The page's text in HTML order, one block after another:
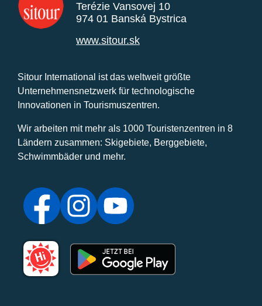
Terézie Vansovej 10
974 01 Banská Bystrica
www.sitour.sk
Sitour International ist das weltweit größte
Unternehmensnetzwerk für technologische
Innovationen in Tourismuszentren.
Wir arbeiten mit mehr als 1000 Touristenzentren in 8
Ländern zusammen: Skigebiete, Berggebiete,
Schwimmbäder und mehr.